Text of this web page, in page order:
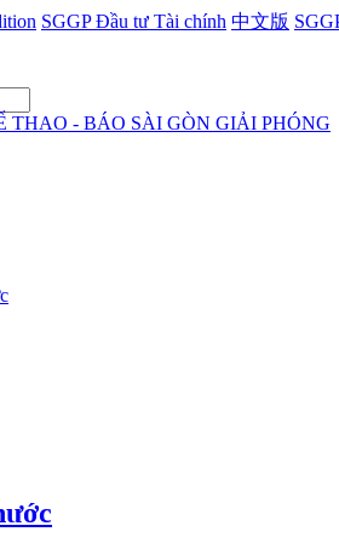
SGGP Đầu tư Tài chính 中文版
THAO - BÁO SÀI GÒN GIẢI PHÓNG